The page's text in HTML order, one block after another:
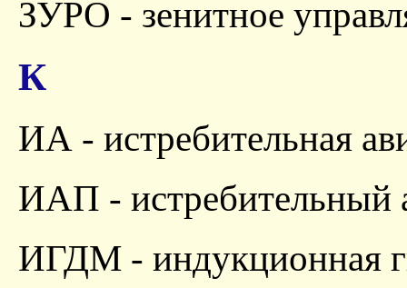
ЗУРО - зенитное
К
ИА - истребительная
ИАП - истребительный
ИГДМ - индукционная